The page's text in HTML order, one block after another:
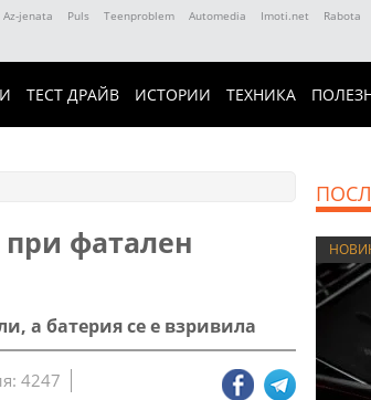
Az-jenata Puls Teenproblem Automedia Imoti.net Rabota
ТЕСТ ДРАЙВ ИСТОРИИ ТЕХНИКА
фатален
а батерия се е взривила
4247